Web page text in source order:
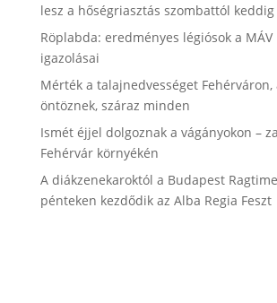
lesz a hőségriasztás szombattól keddig
Röplabda: eredményes légiósok a MÁV
igazolásai
Mérték a talajnedvességet Fehérváron,
öntöznek, száraz minden
Ismét éjjel dolgoznak a vágányokon –
Fehérvár környékén
A diákzenekaroktól a Budapest
pénteken kezdődik az Alba Regia Feszt